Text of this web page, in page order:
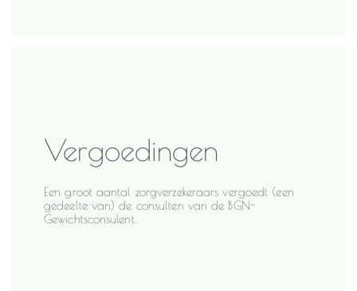
Vergoedingen
Een groot aantal zorgverzekeraars vergoedt (een
gedeelte van) de consulten van de BGN-
Gewichtsconsulent.